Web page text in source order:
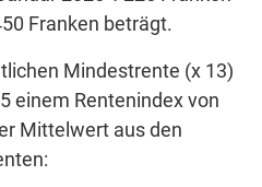
Franken beträgt.
Mindestrente (x 13)
einem Rentenindex von
Mittelwert aus den